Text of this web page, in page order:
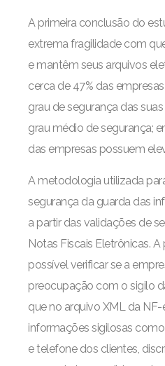
A primeira conclusão do
extrema fragilidade com
e mantêm seus arquivos
cerca de 47% das
grau de segurança das
grau médio de segurança;
das empresas possuem
A metodologia utilizada
segurança da guarda das
a partir das validações de
Notas Fiscais Eletrônicas.
possível verificar se a
preocupação com o sigilo
que no arquivo XML da
informações sigilosas
e telefone dos clientes,